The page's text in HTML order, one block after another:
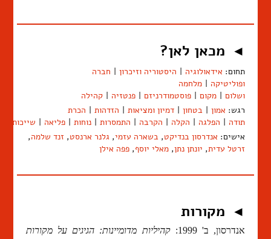
◄ מכאן לאן?
תחום: אידאולוגיה היסטוריה וזיכרון
חברה
ופוליטיקה
מלחמה
ושלום
מקום פוסטמודרניזם פנטזיה
קהילה
רגש: אמון בטחון דמיון ומציאות הזדהות
הכרת
תודה
הפלגה הקלה הקרבה התמסרות נוחות פליאה
שייכות
אישים: אנדרסון בנדיקט, בשארה עזמי, גלנר ארנסט, זנד שלמה,
זרטל עדית, יונתן נתן, מאלי יוסף, פפה אילן
◄ מקורות
אנדרסון, ב' 1999: קהיליות מדומיינות: הגיגים על מקורות